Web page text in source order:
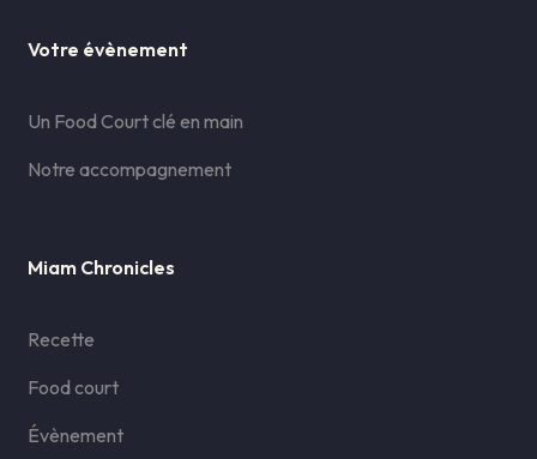
Votre évènement
Un Food Court clé en main
Notre accompagnement
Miam Chronicles
Recette
Food court
Évènement